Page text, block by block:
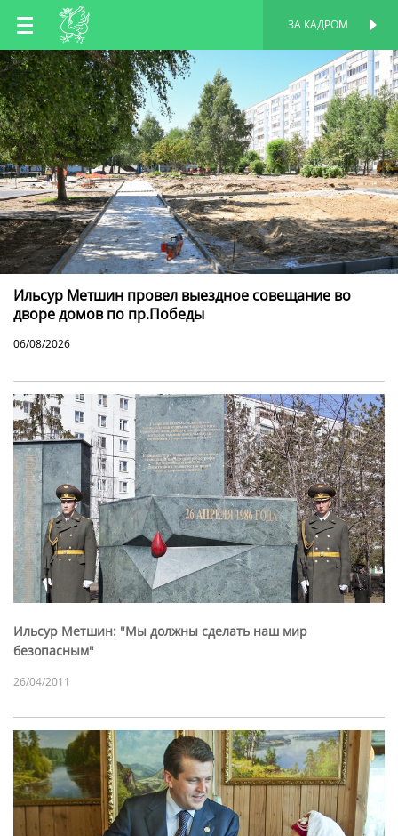
RU
EN
TT
ЗА КАДРОМ
Ильсур Метшин провел выездное совещание во
дворе домов по пр.Победы
06/08/2026
Ильсур Метшин: "Мы должны сделать наш мир
безопасным"
26/04/2011
ПЕРСОНАЛЬНАЯ
СТРАНИЦА